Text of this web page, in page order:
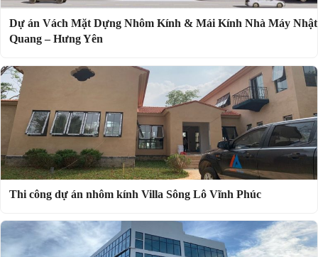
Dự án Vách Mặt Dựng Nhôm Kính & Mái Kính Nhà Máy Nhật
Quang – Hưng Yên
Thi công dự án nhôm kính Villa Sông Lô Vĩnh Phúc